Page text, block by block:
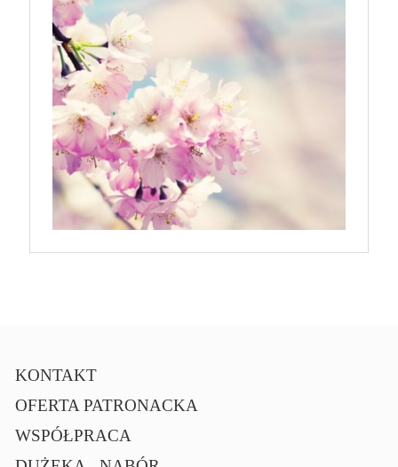
KONTAKT
OFERTA PATRONACKA
WSPÓŁPRACA